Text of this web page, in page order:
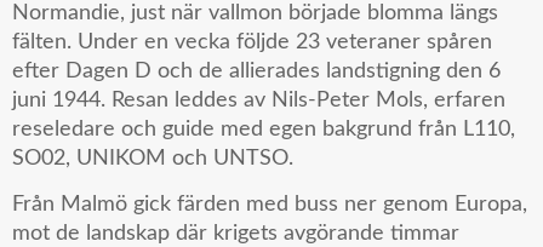
Normandie, just när vallmon började blomma längs
fälten. Under en vecka följde 23 veteraner spåren
efter Dagen D och de allierades landstigning den 6
juni 1944. Resan leddes av Nils-Peter Mols, erfaren
reseledare och guide med egen bakgrund från L110,
SO02, UNIKOM och UNTSO.
Från Malmö gick färden med buss ner genom Europa,
mot de landskap där krigets avgörande timmar